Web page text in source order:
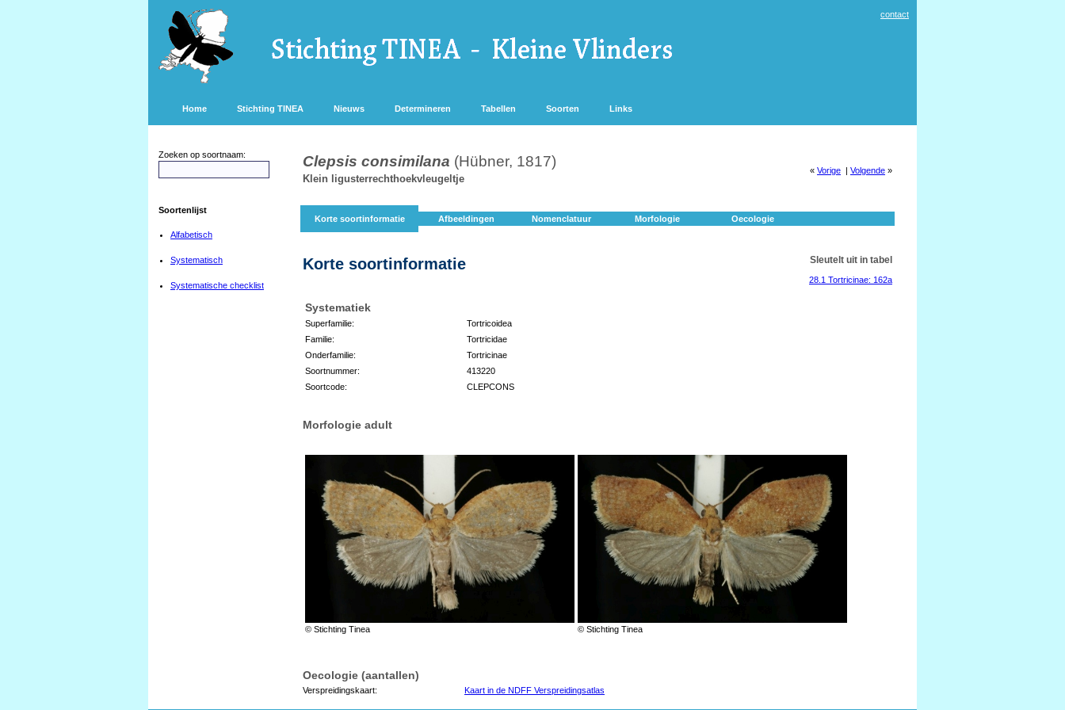
contact
Home Stichting TINEA Nieuws Determineren Tabellen Soorten Links
Zoeken op soortnaam:
Soortenlijst
Alfabetisch
Systematisch
Systematische checklist
Clepsis consimilana (Hübner, 1817)
Klein ligusterrechthoekvleugeltje
« Vorige | Volgende »
Korte soortinformatie Afbeeldingen Nomenclatuur Morfologie Oecologie
Korte soortinformatie
Systematiek
Superfamilie:
Tortricoidea
Familie:
Tortricidae
Onderfamilie:
Tortricinae
Soortnummer:
413220
Soortcode:
CLEPCONS
Sleutelt uit in tabel
28.1 Tortricinae: 162a
Morfologie adult
© Stichting Tinea © Stichting Tinea
Oecologie (aantallen)
Verspreidingskaart: Kaart in de NDFF Verspreidingsatlas